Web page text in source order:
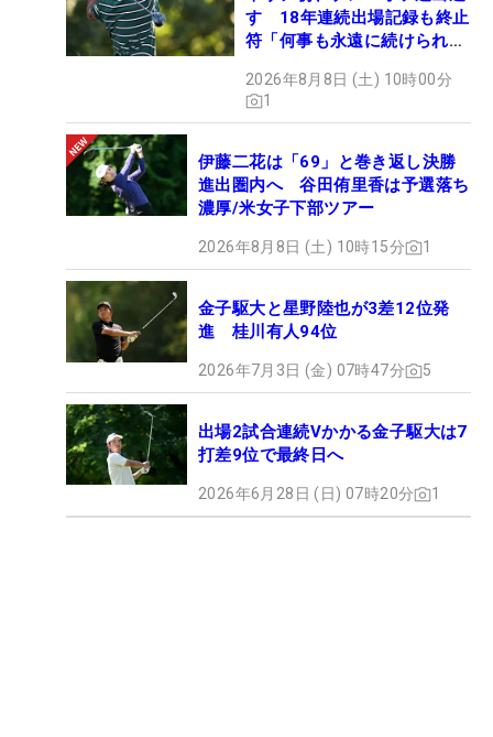
す 18年連続出場記録も終止
符「何事も永遠に続けられな
2026年8月8日 (土) 10時00分
1
伊藤二花は「69」と巻き返し決勝
進出圏内へ 谷田侑里香は予選落ち
濃厚/米女子下部ツアー
2026年8月8日 (土) 10時15分 1
金子駆大と星野陸也が3差12位発
進 桂川有人94位
2026年7月3日 (金) 07時47分 5
出場2試合連続Vかかる金子駆大は7
打差9位で最終日へ
2026年6月28日 (日) 07時20分 1